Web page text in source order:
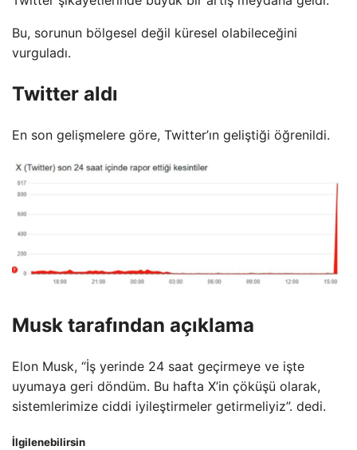
Bu, sorunun bölgesel değil küresel olabileceğini
vurguladı.
Twitter aldı
En son gelişmelere göre, Twitter’ın geliştiği öğrenildi.
Musk tarafından açıklama
Elon Musk, “İş yerinde 24 saat geçirmeye ve işte
uyumaya geri döndüm. Bu hafta X’in çöküşü olarak,
sistemlerimize ciddi iyileştirmeler getirmeliyiz”. dedi.
İlgilenebilirsin